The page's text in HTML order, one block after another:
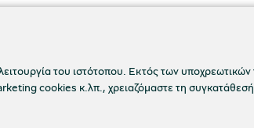
του ιστότοπου. Εκτός των
cookies κ.λπ., χρειαζόμαστε τη